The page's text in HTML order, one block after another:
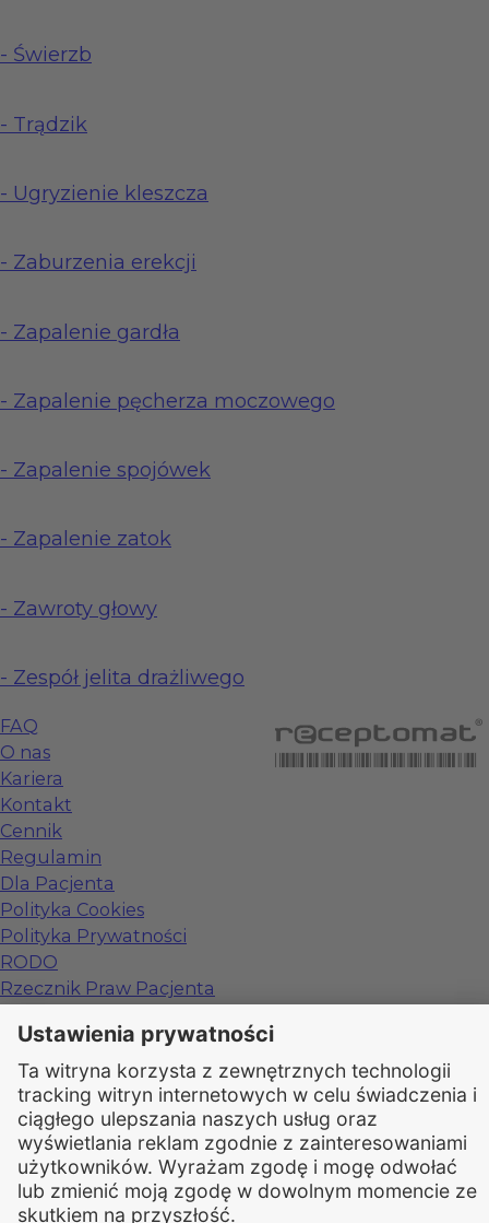
- Świerzb
- Trądzik
- Ugryzienie kleszcza
- Zaburzenia erekcji
- Zapalenie gardła
- Zapalenie pęcherza moczowego
- Zapalenie spojówek
- Zapalenie zatok
- Zawroty głowy
- Zespół jelita drażliwego
FAQ
O nas
Kariera
Kontakt
Cennik
Regulamin
Dla Pacjenta
Polityka Cookies
Polityka Prywatności
RODO
Rzecznik Praw Pacjenta
leczniczymw rozumieniu ustawy z dnia 15 kwietnia 2011 roku
o działalności leczniczej, wpisanym do rejestru podmiotów wykonujących
działalność leczniczą pod numerem: 000000229172.
© 2026RapiomedGroup Sp. z o.o. ●